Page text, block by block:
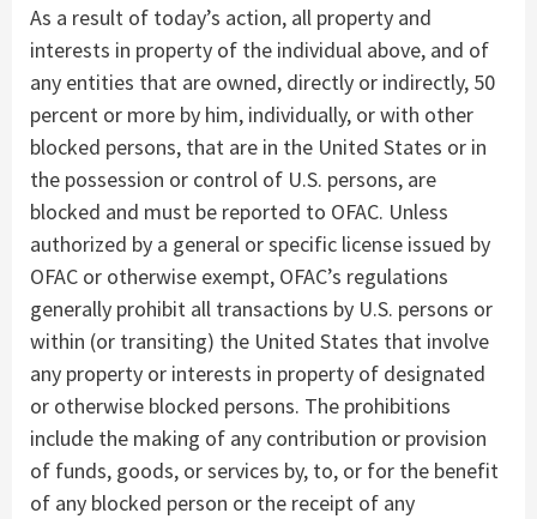
As a result of today’s action, all property and
interests in property of the individual above, and of
any entities that are owned, directly or indirectly, 50
percent or more by him, individually, or with other
blocked persons, that are in the United States or in
the possession or control of U.S. persons, are
blocked and must be reported to OFAC. Unless
authorized by a general or specific license issued by
OFAC or otherwise exempt, OFAC’s regulations
generally prohibit all transactions by U.S. persons or
within (or transiting) the United States that involve
any property or interests in property of designated
or otherwise blocked persons. The prohibitions
include the making of any contribution or provision
of funds, goods, or services by, to, or for the benefit
of any blocked person or the receipt of any